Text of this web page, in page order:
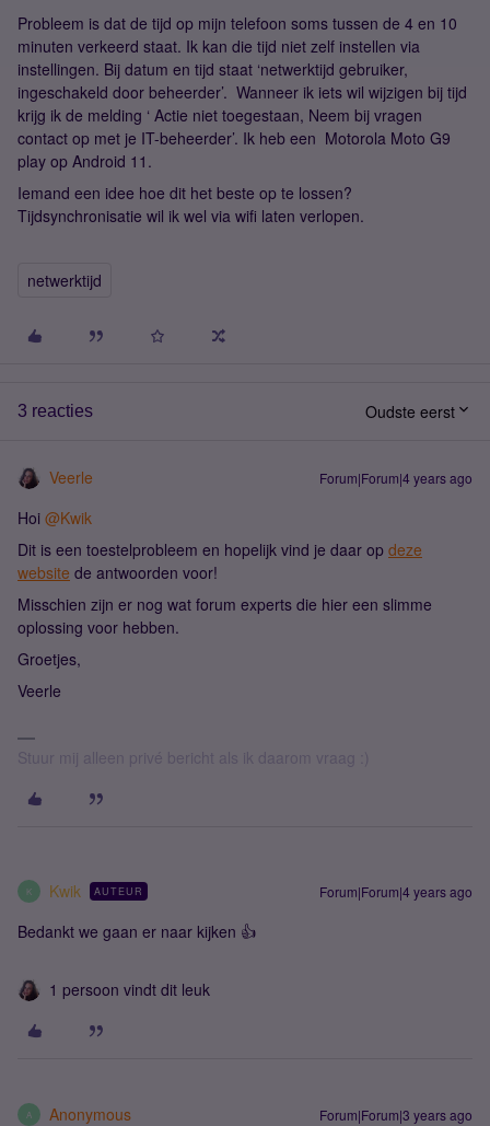
Probleem is dat de tijd op mijn telefoon soms tussen de 4 en 10
minuten verkeerd staat. Ik kan die tijd niet zelf instellen via
instellingen. Bij datum en tijd staat ‘netwerktijd gebruiker,
ingeschakeld door beheerder’. Wanneer ik iets wil wijzigen bij tijd
krijg ik de melding ‘ Actie niet toegestaan, Neem bij vragen
contact op met je IT-beheerder’. Ik heb een Motorola Moto G9
play op Android 11.
Iemand een idee hoe dit het beste op te lossen?
Tijdsynchronisatie wil ik wel via wifi laten verlopen.
netwerktijd
3 reacties Oudste eerst
Veerle Forum|Forum|4 years ago
Hoi @Kwik
Dit is een toestelprobleem en hopelijk vind je daar op deze
website de antwoorden voor!
Misschien zijn er nog wat forum experts die hier een slimme
oplossing voor hebben.
Groetjes,
Veerle
Stuur mij alleen privé bericht als ik daarom vraag :)
K Kwik AUTEUR Forum|Forum|4 years ago
Bedankt we gaan er naar kijken 👍
1 persoon vindt dit leuk
A Anonymous Forum|Forum|3 years ago